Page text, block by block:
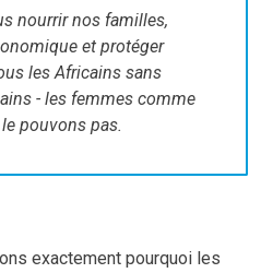
nourrir nos familles,
et protéger
les Africains sans
- les femmes comme
pouvons pas.
exactement pourquoi les